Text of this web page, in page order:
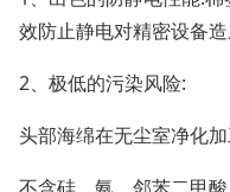
效防止静电对精密设备造
2、极低的污染风险:
头部海绵在无尘室净化